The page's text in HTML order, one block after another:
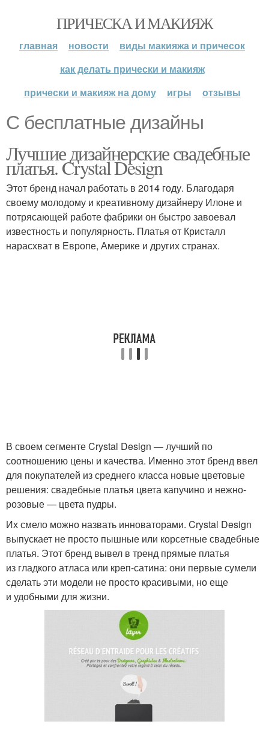
ПРИЧЕСКА И МАКИЯЖ
главная новости
виды макияжа и причесок
как делать прически и макияж
прически и макияж на дому
игры отзывы
С бесплатные дизайны
Лучшие дизайнерские свадебные
платья. Crystal Design
Этот бренд начал работать в 2014 году. Благодаря
своему молодому и креативному дизайнеру Илоне и
потрясающей работе фабрики он быстро завоевал
известность и популярность. Платья от Кристалл
нарасхват в Европе, Америке и других странах.
В своем сегменте Crystal Design — лучший по
соотношению цены и качества. Именно этот бренд ввел
для покупателей из среднего класса новые цветовые
решения: свадебные платья цвета капучино и нежно-
розовые — цвета пудры.
Их смело можно назвать инноваторами. Crystal Design
выпускает не просто пышные или корсетные свадебные
платья. Этот бренд вывел в тренд прямые платья
из гладкого атласа или креп-сатина: они первые сумели
сделать эти модели не просто красивыми, но еще
и удобными для жизни.